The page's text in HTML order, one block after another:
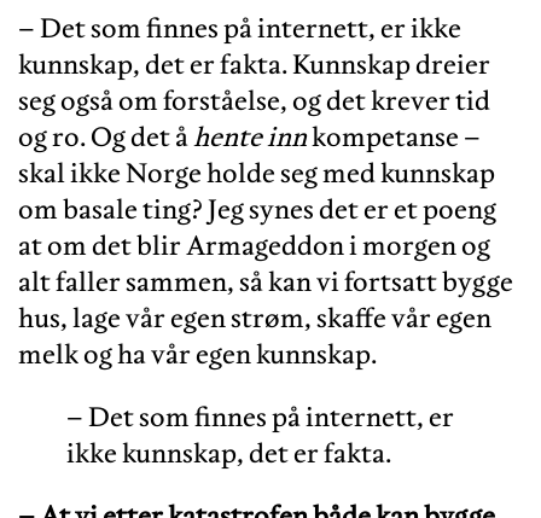
– Det som finnes på internett, er ikke
kunnskap, det er fakta. Kunnskap dreier
seg også om forståelse, og det krever tid
og ro. Og det åhente innkompetanse –
skal ikke Norge holde seg med kunnskap
om basale ting? Jeg synes det er et poeng
at om det blir Armageddon i morgen og
alt faller sammen, så kan vi fortsatt bygge
hus, lage vår egen strøm, skaffe vår egen
melk og ha vår egen kunnskap.
– Det som finnes på internett, er
ikke kunnskap, det er fakta.